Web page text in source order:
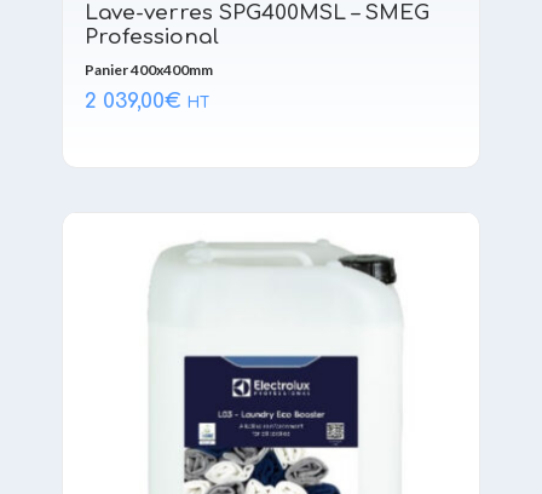
Lave-verres SPG400MSL – SMEG
Professional
Panier 400x400mm
2 039,00€ HT